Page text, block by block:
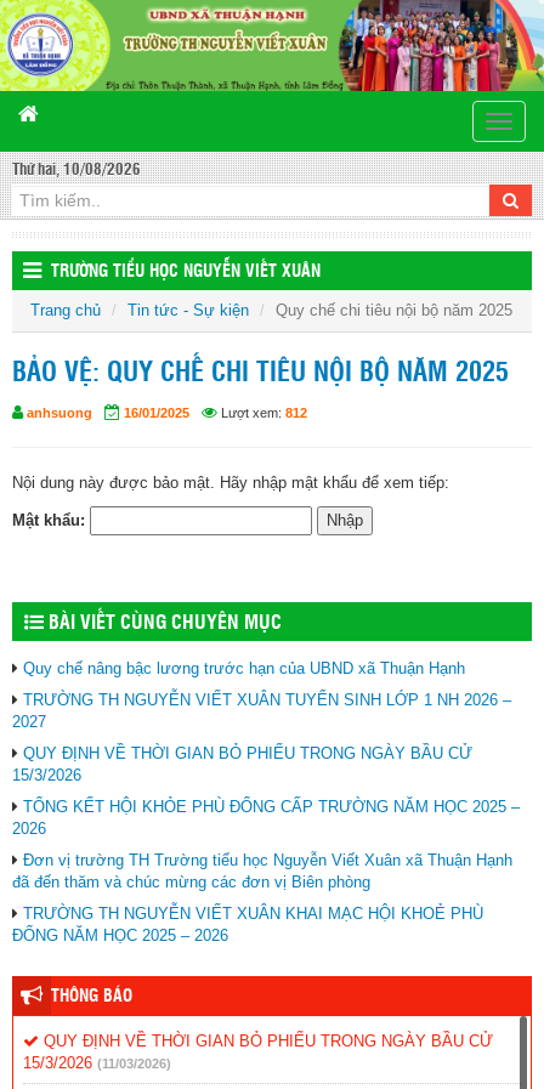
Toggle
Thứ hai, 10/08/2026
TRƯỜNG TIỂU HỌC NGUYỄN VIẾT XUÂN
Trang chủ Tin tức - Sự kiện Quy chế chi tiêu nội bộ năm 2025
BẢO VỆ: QUY CHẾ CHI TIÊU NỘI BỘ NĂM 2025
anhsuong 16/01/2025 Lượt xem: 812
Nội dung này được bảo mật. Hãy nhập mật khẩu để xem tiếp:
Mật khẩu:
BÀI VIẾT CÙNG CHUYÊN MỤC
Quy chế nâng bậc lương trước hạn của UBND xã Thuận Hạnh
TRƯỜNG TH NGUYỄN VIẾT XUÂN TUYỂN SINH LỚP 1 NH 2026 –
2027
QUY ĐỊNH VỀ THỜI GIAN BỎ PHIẾU TRONG NGÀY BẦU CỬ
15/3/2026
TỔNG KẾT HỘI KHỎE PHÙ ĐỔNG CẤP TRƯỜNG NĂM HỌC 2025 –
2026
Đơn vị trường TH Trường tiểu học Nguyễn Viết Xuân xã Thuận Hạnh
đã đến thăm và chúc mừng các đơn vị Biên phòng
TRƯỜNG TH NGUYỄN VIẾT XUÂN KHAI MẠC HỘI KHOẺ PHÙ
ĐỔNG NĂM HỌC 2025 – 2026
THÔNG BÁO
QUY ĐỊNH VỀ THỜI GIAN BỎ PHIẾU TRONG NGÀY BẦU CỬ
15/3/2026 (11/03/2026)